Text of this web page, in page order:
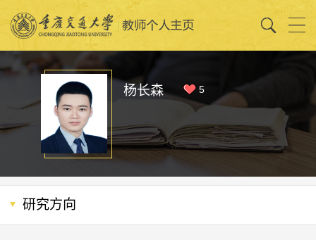
杨长森 5
研究方向